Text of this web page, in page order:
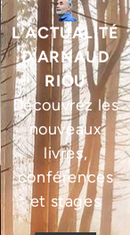
L’ACTUALITÉ
D’ARNAUD
RIOU
Découvrez les
nouveaux
livres,
conférences
et stages